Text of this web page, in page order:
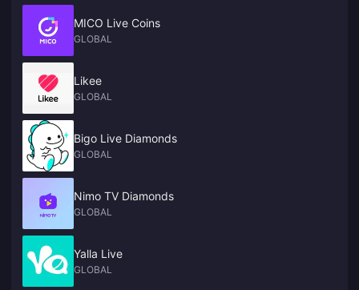
MICO Live Coins
GLOBAL
Likee
GLOBAL
Bigo Live Diamonds
GLOBAL
Nimo TV Diamonds
GLOBAL
Yalla Live
GLOBAL